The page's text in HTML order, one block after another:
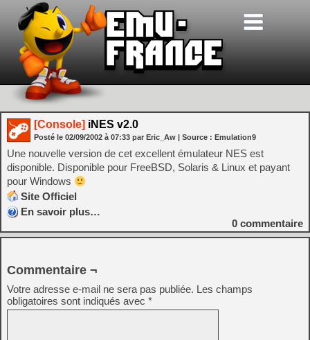
[Console] iNES v2.0
Posté le 02/09/2002 à 07:33 par Eric_Aw | Source : Emulation9
Une nouvelle version de cet excellent émulateur NES est
disponible. Disponible pour FreeBSD, Solaris & Linux et payant
pour Windows
Site Officiel
En savoir plus…
0 commentaire
Commentaire ¬
Votre adresse e-mail ne sera pas publiée. Les champs
obligatoires sont indiqués avec *